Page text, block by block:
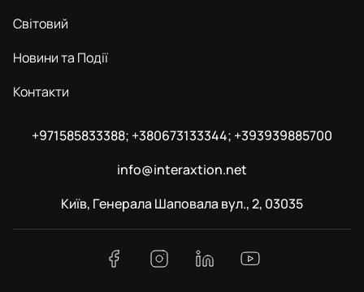
Світовий
Новини та Події
Контакти
+971585833388; +380673133344; +393939885700
info@interaxtion.net
Київ, Генерала Шаповала вул., 2, 03035